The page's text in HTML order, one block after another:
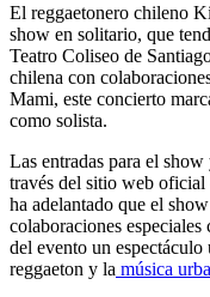
El reggaetonero chileno
show en solitario, que
Teatro Coliseo de
chilena con
Mami, este concierto
como solista.
Las entradas para el
través del sitio web
ha adelantado que el
colaboraciones
del evento un
reggaeton y la música